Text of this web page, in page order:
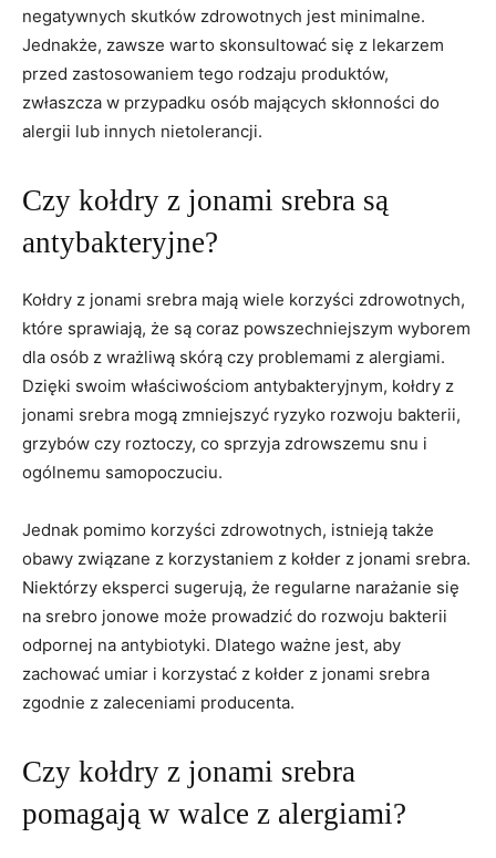
negatywnych skutków zdrowotnych jest minimalne.
Jednakże, zawsze warto skonsultować ⁢się⁤ z lekarzem
‍przed ​zastosowaniem tego rodzaju produktów,
zwłaszcza w przypadku⁢ osób mających skłonności do
alergii lub ‍innych nietolerancji.
Czy kołdry z jonami⁢ srebra są
antybakteryjne?
Kołdry z jonami srebra mają wiele korzyści zdrowotnych,
które sprawiają, że są coraz powszechniejszym wyborem⁢
dla osób z wrażliwą skórą czy problemami z alergiami.
Dzięki‍ swoim właściwościom antybakteryjnym, ‍kołdry z
jonami srebra mogą zmniejszyć⁤ ryzyko⁤ rozwoju bakterii,
grzybów czy roztoczy, co sprzyja zdrowszemu snu i
ogólnemu samopoczuciu.
Jednak pomimo korzyści zdrowotnych, istnieją także
obawy związane z ⁤korzystaniem z ⁢kołder z jonami srebra.
Niektórzy eksperci sugerują,​ że regularne ⁢narażanie się
na srebro jonowe ​może prowadzić do rozwoju bakterii
odpornej na antybiotyki.‌ Dlatego ważne jest, ⁤aby
zachować umiar i korzystać z kołder z jonami srebra
zgodnie z zaleceniami producenta.
Czy kołdry z jonami srebra
pomagają w walce z alergiami?